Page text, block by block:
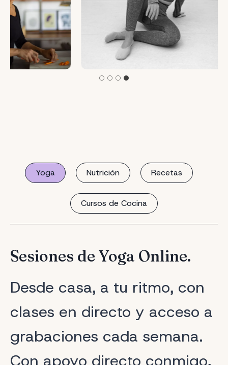
Yoga Nutrición Recetas
Cursos de Cocina
Sesiones de Yoga Online.
Desde casa, a tu ritmo, con
clases en directo y acceso a
grabaciones cada semana.
Con apoyo directo conmigo,